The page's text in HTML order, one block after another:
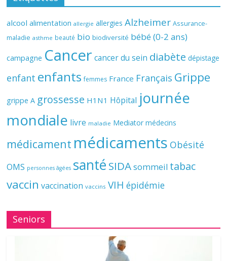
alcool alimentation allergie allergies Alzheimer Assurance-
maladie asthme beauté bio biodiversité bébé (0-2 ans)
campagne Cancer cancer du sein diabète dépistage
enfant enfants femmes France Français Grippe
grippe A grossesse H1N1 Hôpital journée
mondiale livre maladie Mediator médecins
médicament médicaments Obésité
OMS personnes âgées santé SIDAsommeil tabac
vaccin vaccination vaccins VIH épidémie
Seniors